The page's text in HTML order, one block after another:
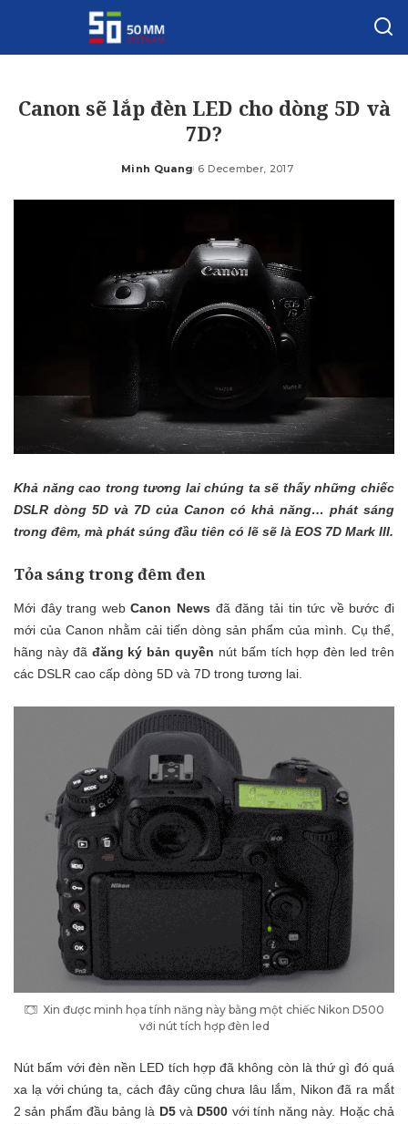
Canon sẽ lắp đèn LED cho dòng 5D và
7D?
Posted
Minh Quang 6 December, 2017
Khả năng cao trong tương lai chúng ta sẽ thấy những chiếc
DSLR dòng 5D và 7D của Canon có khả năng… phát sáng
trong đêm, mà phát súng đầu tiên có lẽ sẽ là EOS 7D Mark III.
Tỏa sáng trong đêm đen
Mới đây trang webCanon News đã đăng tải tin tức về bước đi
mới của Canon nhằm cải tiến dòng sản phẩm của mình. Cụ thể,
hãng này đã đăng ký bản quyền nút bấm tích hợp đèn led trên
các DSLR cao cấp dòng 5D và 7D trong tương lai.
Xin được minh họa tính năng này bằng một chiếc Nikon D500
với nút tích hợp đèn led
Nút bấm với đèn nền LED tích hợp đã không còn là thứ gì đó quá
xa lạ với chúng ta, cách đây cũng chưa lâu lắm, Nikon đã ra mắt
2 sản phẩm đầu bảng là D5và D500 với tính năng này. Hoặc chả